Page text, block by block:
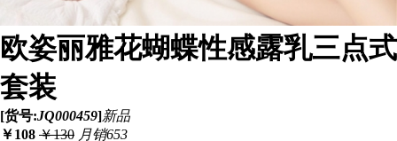
欧姿丽雅花蝴蝶性感露乳三点式
套装
[货号:JQ000459]新品
￥108 ￥130 月销653